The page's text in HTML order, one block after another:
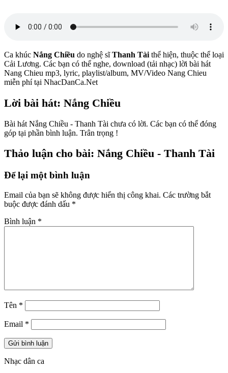
Ca khúc Nắng Chiều do nghệ sĩThanh Tàithể hiện, thuộc thể loại
Cải Lương. Các bạn có thể nghe, download (tải nhạc) lời bài hát
Nang Chieu mp3, lyric, playlist/album, MV/Video Nang Chieu
miễn phí tại NhacDanCa.Net
Lời bài hát: Nắng Chiều
Bài hát Nắng Chiều - Thanh Tài chưa có lời. Các bạn có thể đóng
góp tại phần bình luận. Trân trọng !
Thảo luận cho bài: Nắng Chiều - Thanh Tài
Để lại một bình luận
Email của bạn sẽ không được hiển thị công khai. Các trường bắt
buộc được đánh dấu *
Bình luận *
Tên *
Email *
Nhạc dân ca